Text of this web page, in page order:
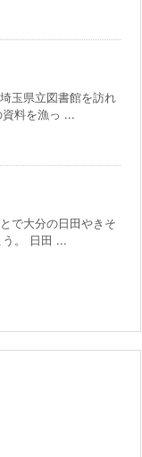
玉県立図書館を訪れ
料を漁っ ...
で大分の日田やきそ
。 日田 ...